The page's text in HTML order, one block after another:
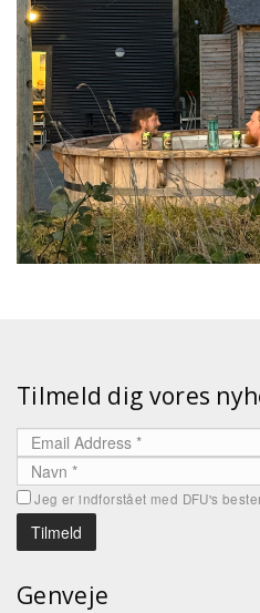
Tilmeld dig vores
Jeg er indforstået med DFU's
Genveje